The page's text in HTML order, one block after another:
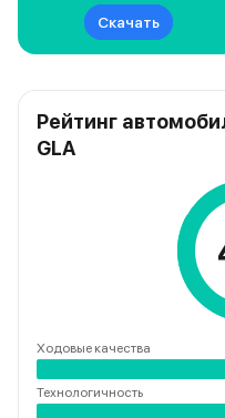
Скачать
Рейтинг
GLA
Ходовые качества
Технологичность